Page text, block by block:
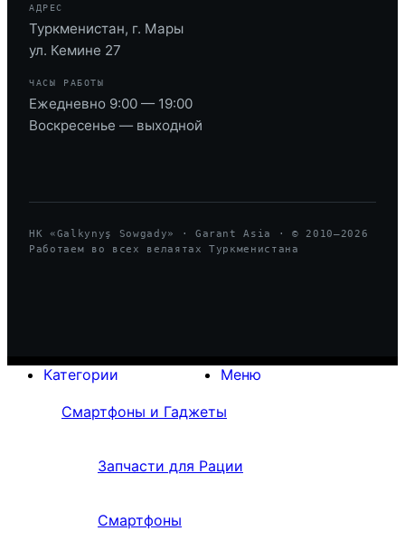
АДРЕС
Туркменистан, г. Мары
ул. Кемине 27
ЧАСЫ РАБОТЫ
Ежедневно 9:00 — 19:00
Воскресенье — выходной
HK «Galkynyş Sowgady» · Garant Asia · © 2010—2026
Работаем во всех велаятах Туркменистана
Меню
Категории
Смартфоны и Гаджеты
Запчасти для Рации
Смартфоны